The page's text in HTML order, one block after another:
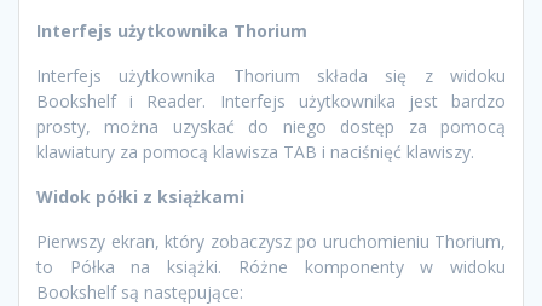
Interfejs użytkownika Thorium
Interfejs użytkownika Thorium składa się z widoku
Bookshelf i Reader. Interfejs użytkownika jest bardzo
prosty, można uzyskać do niego dostęp za pomocą
klawiatury za pomocą klawisza TAB i naciśnięć klawiszy.
Widok półki z książkami
Pierwszy ekran, który zobaczysz po uruchomieniu Thorium,
to Półka na książki. Różne komponenty w widoku
Bookshelf są następujące: